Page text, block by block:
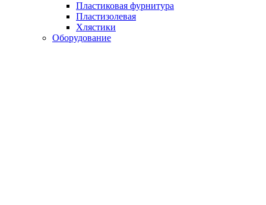
Пластиковая фурнитура
Пластизолевая
Хлястики
Оборудование